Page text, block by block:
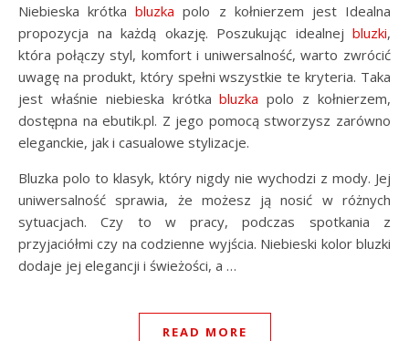
Niebieska krótkabluzka polo z kołnierzem jest Idealna
propozycja na każdą okazję. Poszukując idealnej bluzki,
która połączy styl, komfort i uniwersalność, warto zwrócić
uwagę na produkt, który spełni wszystkie te kryteria. Taka
jest właśnie niebieska krótkabluzka polo z kołnierzem,
dostępna na ebutik.pl. Z jego pomocą stworzysz zarówno
eleganckie, jak i casualowe stylizacje.
Bluzka polo to klasyk, który nigdy nie wychodzi z mody. Jej
uniwersalność sprawia, że możesz ją nosić w różnych
sytuacjach. Czy to w pracy, podczas spotkania z
przyjaciółmi czy na codzienne wyjścia. Niebieski kolor bluzki
dodaje jej elegancji i świeżości, a …
READ MORE